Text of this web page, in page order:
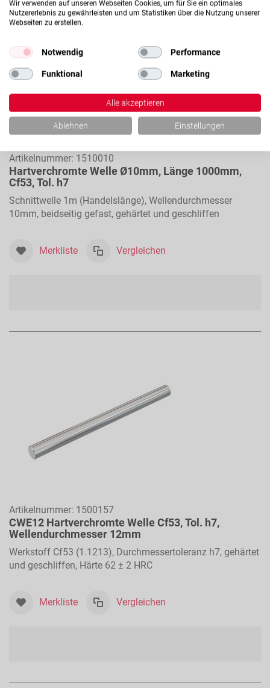
Artikelnummer: 1510010
Hartverchromte Welle Ø10mm, Länge 1000mm,
Cf53, Tol. h7
Schnittwelle 1m (Handelslänge), Wellendurchmesser
10mm, beidseitig gefast, gehärtet und geschliffen
Merkliste Vergleichen
Artikelnummer: 1500157
CWE12 Hartverchromte Welle Cf53, Tol. h7,
Wellendurchmesser 12mm
Werkstoff Cf53 (1.1213), Durchmessertoleranz h7, gehärtet
und geschliffen, Härte 62 ± 2 HRC
Merkliste Vergleichen
Wir verwenden auf unseren Webseiten Cookies, um für Sie ein optimales
Nutzererlebnis zu gewährleisten und um Statistiken über die Nutzung unserer
Webseiten zu erstellen.
Notwendig Performance
Funktional Marketing
Alle akzeptieren
Ablehnen Einstellungen